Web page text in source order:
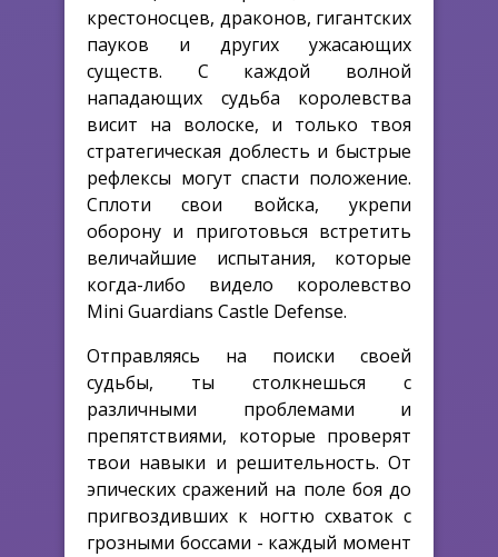
крестоносцев, драконов, гигантских
пауков и других ужасающих
существ. С каждой волной
нападающих судьба королевства
висит на волоске, и только твоя
стратегическая доблесть и быстрые
рефлексы могут спасти положение.
Сплоти свои войска, укрепи
оборону и приготовься встретить
величайшие испытания, которые
когда-либо видело королевство
Mini Guardians Castle Defense.
Отправляясь на поиски своей
судьбы, ты столкнешься с
различными проблемами и
препятствиями, которые проверят
твои навыки и решительность. От
эпических сражений на поле боя до
пригвоздивших к ногтю схваток с
грозными боссами - каждый момент